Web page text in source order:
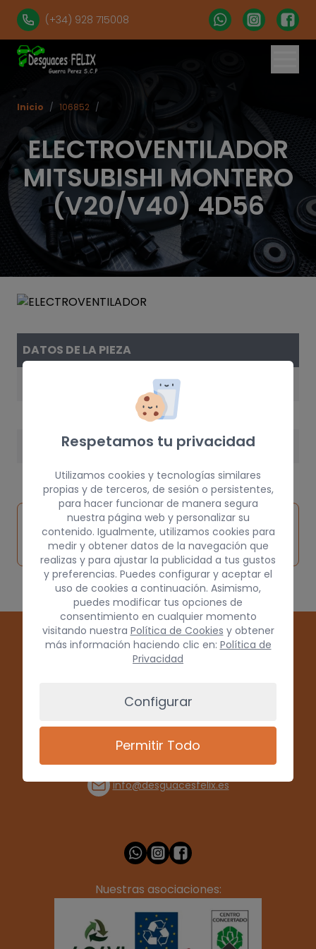
(+34) 928 715008
ELECTROVENTILADOR
MITSUBISHI MONTERO
(V20/V40) 4D56
Inicio / 106852 /
DATOS DE LA PIEZA
15,00 kg
Inspeccionar
vehículo de
origen
Solicitar
pieza
Consultar
por
(+34) 928 715008
info@desguacesfelix.es
Nuestras asociaciones:
Respetamos tu privacidad
Utilizamos cookies y tecnologías similares
propias y de terceros, de sesión o persistentes,
para hacer funcionar de manera segura
nuestra página web y personalizar su
contenido. Igualmente, utilizamos cookies para
medir y obtener datos de la navegación que
realizas y para ajustar la publicidad a tus gustos
y preferencias. Puedes configurar y aceptar el
uso de cookies a continuación. Asimismo,
puedes modificar tus opciones de
consentimiento en cualquier momento
visitando nuestra Política de Cookies y obtener
más información haciendo clic en: Política de
Privacidad
Configurar
Permitir Todo